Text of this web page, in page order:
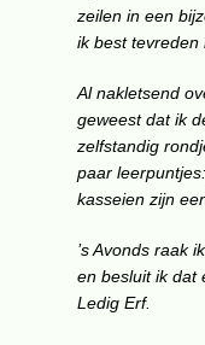
zeilen in een
ik best tevreden
Al nakletsend
geweest dat ik
zelfstandig
paar
kasseien zijn
’s Avonds raak
en besluit ik dat
Ledig Erf.